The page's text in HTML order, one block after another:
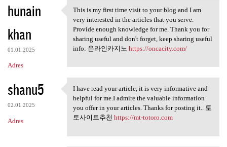
a
r
z
e
hunain
khan
01.01.2025
Adres
This is my first time visit
This is my first time visit to your blog and I am
very interested in the articles that you serve.
Provide enough knowledge for me. Thank you for
sharing useful and don't forget, keep sharing useful
info: 온라인카지노 https://oncacity.com/
shanu5
02.01.2025
Adres
I have read your article, it
I have read your article, it is very informative and
helpful for me.I admire the valuable information
you offer in your articles. Thanks for posting it.. 토
토사이트추천 https://mt-totoro.com